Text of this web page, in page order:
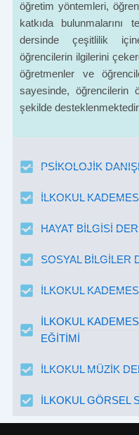
öğretim yöntemleri,
katkıda
dersinde çeşitlilik
öğrencilerin ilgilerini
öğretmenler ve
sayesinde, öğrencilerin
şekilde
PSİKOLOJİK
İLKOKUL
HAYAT BİLGİSİ
SOSYAL BİLGİLER
İLKOKUL
İLKOKUL
EĞİTİMİ
İLKOKUL MÜZİK
İLKOKUL GÖRSEL